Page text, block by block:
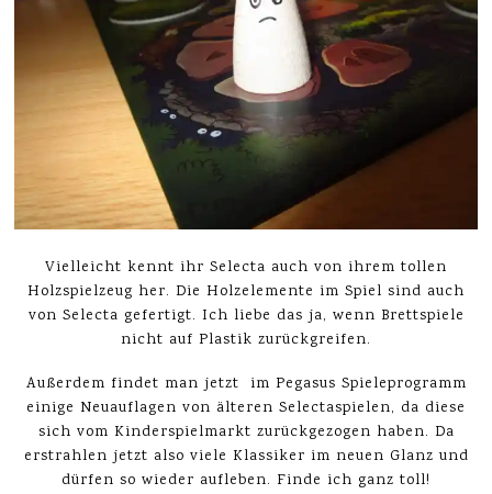
Vielleicht kennt ihr Selecta auch von ihrem tollen
Holzspielzeug her. Die Holzelemente im Spiel sind auch
von Selecta gefertigt. Ich liebe das ja, wenn Brettspiele
nicht auf Plastik zurückgreifen.
Außerdem findet man jetzt im Pegasus Spieleprogramm
einige Neuauflagen von älteren Selectaspielen, da diese
sich vom Kinderspielmarkt zurückgezogen haben. Da
erstrahlen jetzt also viele Klassiker im neuen Glanz und
dürfen so wieder aufleben. Finde ich ganz toll!